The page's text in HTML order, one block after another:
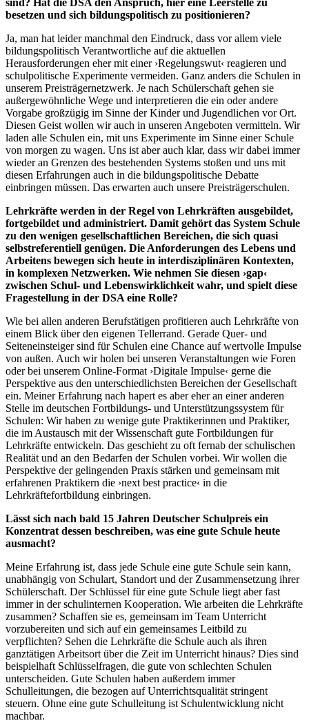
sind? Hat die DSA den Anspruch, hier eine Leerstelle zu
besetzen und sich bildungspolitisch zu positionieren?
Ja, man hat leider manchmal den Eindruck, dass vor allem viele
bildungspolitisch Verantwortliche auf die aktuellen
Herausforderungen eher mit einer ›Regelungswut‹ reagieren und
schulpolitische Experimente vermeiden. Ganz anders die Schulen in
unserem Preisträgernetzwerk. Je nach Schülerschaft gehen sie
außergewöhnliche Wege und interpretieren die ein oder andere
Vorgabe großzügig im Sinne der Kinder und Jugendlichen vor Ort.
Diesen Geist wollen wir auch in unseren Angeboten vermitteln. Wir
laden alle Schulen ein, mit uns Experimente im Sinne einer Schule
von morgen zu wagen. Uns ist aber auch klar, dass wir dabei immer
wieder an Grenzen des bestehenden Systems stoßen und uns mit
diesen Erfahrungen auch in die bildungspolitische Debatte
einbringen müssen. Das erwarten auch unsere Preisträgerschulen.
Lehrkräfte werden in der Regel von Lehrkräften ausgebildet,
fortgebildet und administriert. Damit gehört das System Schule
zu den wenigen gesellschaftlichen Bereichen, die sich quasi
selbstreferentiell genügen. Die Anforderungen des Lebens und
Arbeitens bewegen sich heute in interdisziplinären Kontexten,
in komplexen Netzwerken. Wie nehmen Sie diesen ›gap‹
zwischen Schul- und Lebenswirklichkeit wahr, und spielt diese
Frage­stellung in der DSA eine Rolle?
Wie bei allen anderen Berufstätigen profitieren auch Lehrkräfte von
einem Blick über den eigenen Tellerrand. Gerade Quer- und
Seiteneinsteiger sind für Schulen eine Chance auf wertvolle Impulse
von außen. Auch wir holen bei unseren Veranstaltungen wie Foren
oder bei unserem Online-Format ›Digitale Impulse‹ gerne die
Perspektive aus den unterschiedlichsten Bereichen der Gesellschaft
ein. Meiner Erfahrung nach hapert es aber eher an einer anderen
Stelle im deutschen Fortbildungs- und Unterstützungssystem für
Schulen: Wir haben zu wenige gute Praktikerinnen und Praktiker,
die im Austausch mit der Wissenschaft gute Fortbildungen für
Lehrkräfte entwickeln. Das geschieht zu oft fernab der schulischen
Realität und an den Bedarfen der Schulen vorbei. Wir wollen die
Perspektive der gelingenden Praxis stärken und gemeinsam mit
erfahrenen Praktikern die ›next best practice‹ in die
Lehrkräftefortbildung einbringen.
Lässt sich nach bald 15 Jahren Deutscher Schulpreis ein
Konzentrat dessen beschreiben, was eine gute Schule heute
ausmacht?
Meine Erfahrung ist, dass jede Schule eine gute Schule sein kann,
unabhängig von Schulart, Standort und der Zusammensetzung ihrer
Schülerschaft. Der Schlüssel für eine gute Schule liegt aber fast
immer in der schulinternen Kooperation. Wie arbeiten die Lehrkräfte
zusammen? Schaffen sie es, gemeinsam im Team Unterricht
vorzubereiten und sich auf ein gemeinsames Leitbild zu
verpflichten? Sehen die Lehrkräfte die Schule auch als ihren
ganztätigen Arbeitsort über die Zeit im Unterricht hinaus? Dies sind
beispielhaft Schlüsselfragen, die gute von schlechten Schulen
unterscheiden. Gute Schulen haben außerdem immer
Schulleitungen, die bezogen auf Unterrichtsqualität stringent
steuern. Ohne eine gute Schulleitung ist Schulentwicklung nicht
machbar.